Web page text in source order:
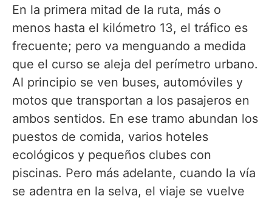
En la primera mitad de la ruta, más o
menos hasta el kilómetro 13, el tráfico es
frecuente; pero va menguando a medida
que el curso se aleja del perímetro urbano.
Al principio se ven buses, automóviles y
motos que transportan a los pasajeros en
ambos sentidos. En ese tramo abundan los
puestos de comida, varios hoteles
ecológicos y pequeños clubes con
piscinas. Pero más adelante, cuando la vía
se adentra en la selva, el viaje se vuelve